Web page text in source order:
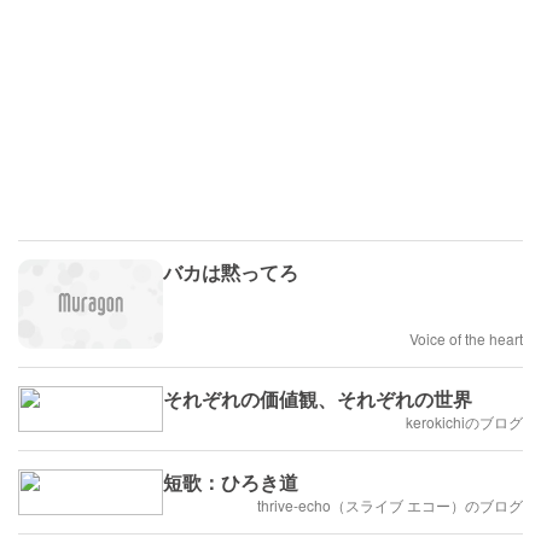
バカは黙ってろ
Voice of the heart
それぞれの価値観、それぞれの世界
kerokichiのブログ
短歌：ひろき道
thrive-echo（スライブ エコー）のブログ